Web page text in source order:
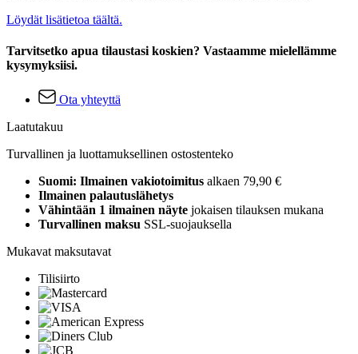
Löydät lisätietoa täältä.
Tarvitsetko apua tilaustasi koskien? Vastaamme mielellämme
kysymyksiisi.
Ota yhteyttä
Laatutakuu
Turvallinen ja luottamuksellinen ostostenteko
Suomi: Ilmainen vakiotoimitus alkaen 79,90 €
Ilmainen palautuslähetys
Vähintään 1 ilmainen näyte jokaisen tilauksen mukana
Turvallinen maksu SSL-suojauksella
Mukavat maksutavat
Tilisiirto